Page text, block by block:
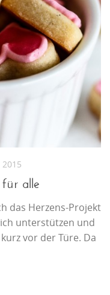
für alle
das Herzens-Projekt
unterstützen und
vor der Türe. Da